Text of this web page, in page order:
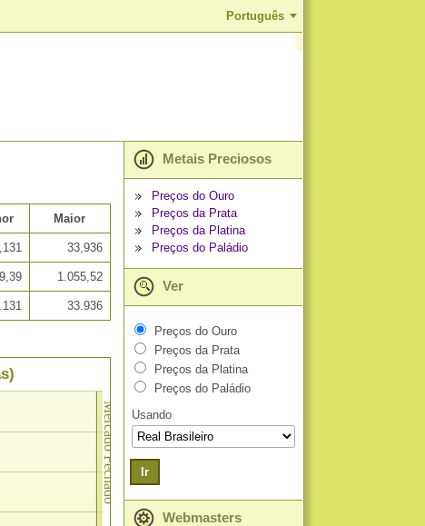
Português
Maior
33,936
1.055,52
33.936
Mercado Fechado
Metais Preciosos
Preços do Ouro
Preços da Prata
Preços da Platina
Preços do Paládio
Ver
Preços do Ouro
Preços da Prata
Preços da Platina
Preços do Paládio
Usando
Ir
Webmasters